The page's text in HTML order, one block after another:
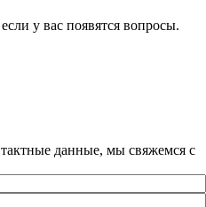
у вас появятся вопросы.
данные, мы свяжемся с